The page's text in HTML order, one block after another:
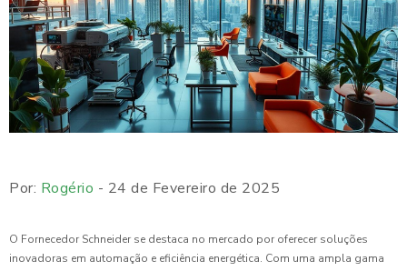
Por: Rogério - 24 de Fevereiro de 2025
O Fornecedor Schneider se destaca no mercado por oferecer soluções
inovadoras em automação e eficiência energética. Com uma ampla gama